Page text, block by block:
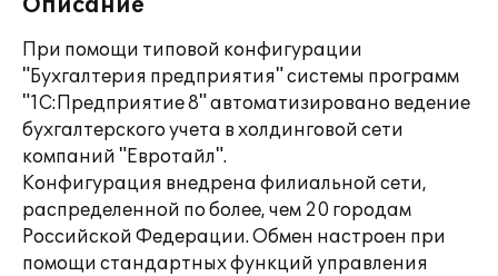
Описание
При помощи типовой конфигурации
"Бухгалтерия предприятия" системы программ
"1С:Предприятие 8" автоматизировано ведение
бухгалтерского учета в холдинговой сети
компаний "Евротайл".
Конфигурация внедрена филиальной сети,
распределенной по более, чем 20 городам
Российской Федерации. Обмен настроен при
помощи стандартных функций управления